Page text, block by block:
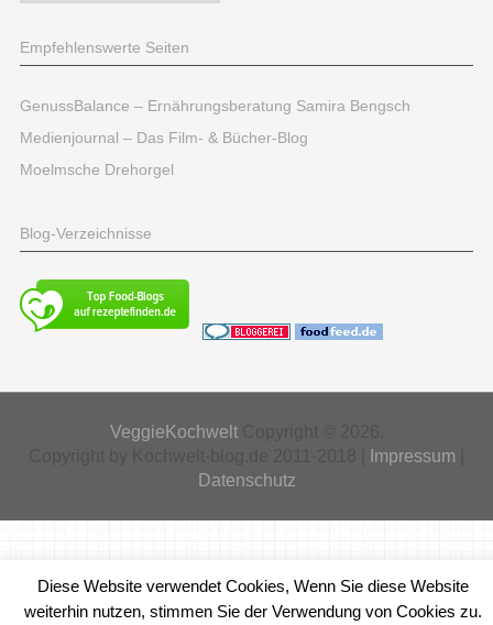
Empfehlenswerte Seiten
GenussBalance – Ernährungsberatung Samira Bengsch
Medienjournal – Das Film- & Bücher-Blog
Moelmsche Drehorgel
Blog-Verzeichnisse
VeggieKochweltCopyright © 2026.
Impressum
Datenschutz
Diese Website verwendet Cookies, Wenn Sie diese Website
weiterhin nutzen, stimmen Sie der Verwendung von Cookies zu.